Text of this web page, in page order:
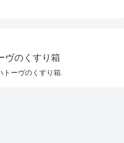
ヴのくすり箱
ーヴのくすり箱.